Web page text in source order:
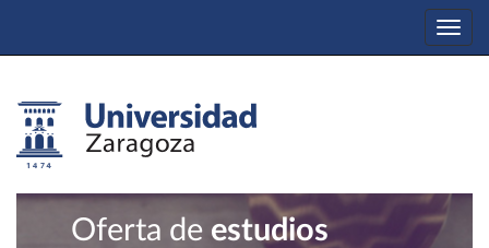
Oferta de estudios